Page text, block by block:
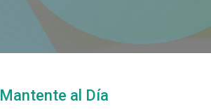
Mantente al Día